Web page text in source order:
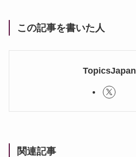
この記事を書いた人
TopicsJapan
関連記事